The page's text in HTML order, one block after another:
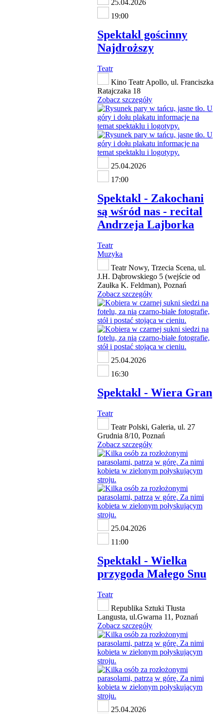
25.04.2026
19:00
Spektakl gościnny
Najdroższy
Teatr
Kino Teatr Apollo, ul. Franciszka
Ratajczaka 18
Zobacz szczegóły
25.04.2026
17:00
Spektakl - Zakochani
są wśród nas - recital
Andrzeja Lajborka
Teatr
Muzyka
Teatr Nowy, Trzecia Scena, ul.
J.H. Dąbrowskiego 5 (wejście od
Zaułka K. Feldman), Poznań
Zobacz szczegóły
25.04.2026
16:30
Spektakl - Wiera Gran
Teatr
Teatr Polski, Galeria, ul. 27
Grudnia 8/10, Poznań
Zobacz szczegóły
25.04.2026
11:00
Spektakl - Wielka
przygoda Małego Snu
Teatr
Republika Sztuki Tłusta
Langusta, ul.Gwarna 11, Poznań
Zobacz szczegóły
25.04.2026